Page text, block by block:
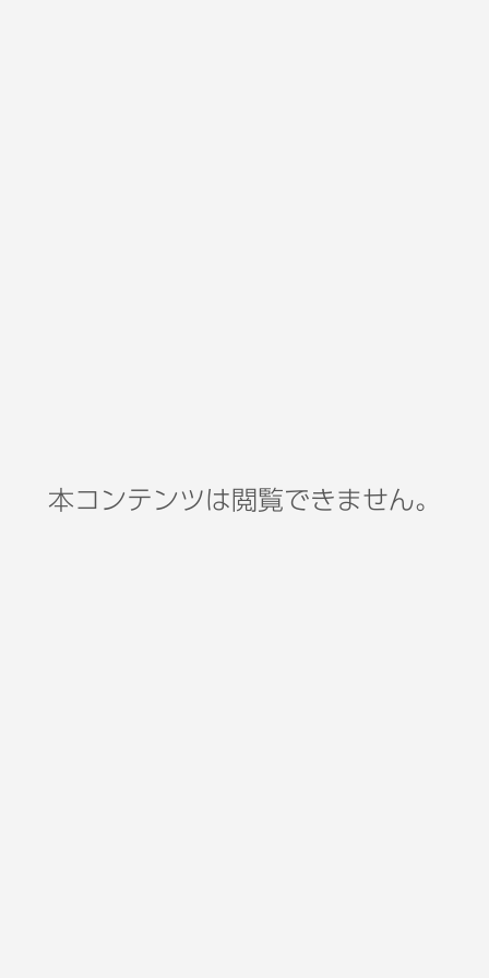
本コンテンツは閲覧できません。